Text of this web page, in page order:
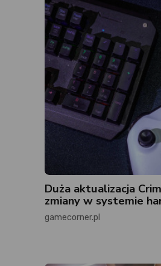
Duża aktualizacja
zmiany w systemie
gamecorner.pl